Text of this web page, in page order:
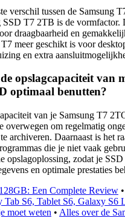
verschil tussen de Samsung
SSD T7 2TB is de vormfactor.
draagbaarheid en
meer geschikt is voor
en extra
opslagcapaciteit van
optimaal benutten?
van je Samsung T7
overwegen om regelmatig
archiveren. Daarnaast is het
die je niet vaak
opslagoplossing, zodat je
en optimale prestaties
Een Complete Review •
Tab S6, Tablet S6, Galaxy S6
moet weten • Alles over de